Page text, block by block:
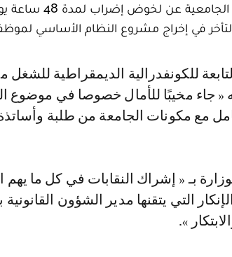
في إخراج مشروع النظام الأساسي
« جاء مخيبًا للأمال خصوصا في موضوع
مع مكونات الجامعة من طلبة
بـ « إشراك النقابات في كل ما
التي يتقنها مدير الشؤون القانونية
».